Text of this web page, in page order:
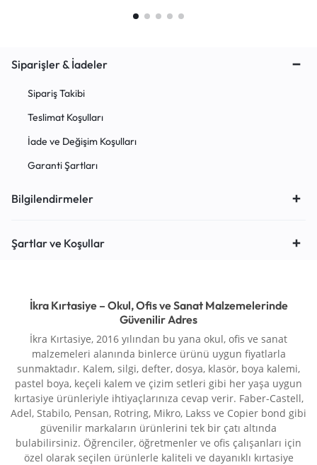
Siparişler & İadeler
Sipariş Takibi
Teslimat Koşulları
İade ve Değişim Koşulları
Garanti Şartları
Bilgilendirmeler
Şartlar ve Koşullar
İkra Kırtasiye – Okul, Ofis ve Sanat Malzemelerinde
Güvenilir Adres
İkra Kırtasiye, 2016 yılından bu yana okul, ofis ve sanat
malzemeleri alanında binlerce ürünü uygun fiyatlarla
sunmaktadır. Kalem, silgi, defter, dosya, klasör, boya kalemi,
pastel boya, keçeli kalem ve çizim setleri gibi her yaşa uygun
kırtasiye ürünleriyle ihtiyaçlarınıza cevap verir. Faber-Castell,
Adel, Stabilo, Pensan, Rotring, Mikro, Lakss ve Copier bond gibi
güvenilir markaların ürünlerini tek bir çatı altında
bulabilirsiniz. Öğrenciler, öğretmenler ve ofis çalışanları için
özel olarak seçilen ürünlerle kaliteli ve dayanıklı kırtasiye